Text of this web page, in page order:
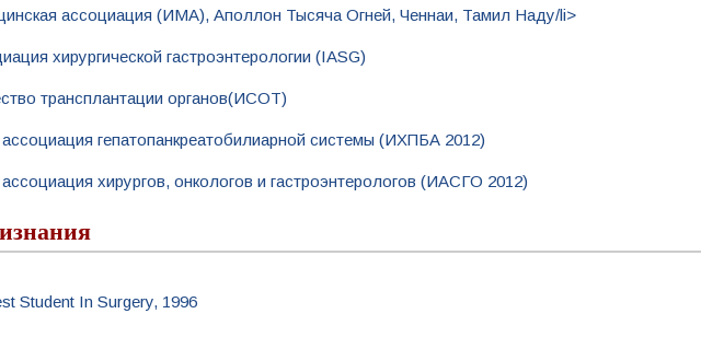
ассоциация (ИМА), Аполлон Тысяча Огней, Ченнаи, Тамил Наду/li>
хирургической гастроэнтерологии (IASG)
трансплантации органов(ИСОТ)
гепатопанкреатобилиарной системы (ИХПБА 2012)
хирургов, онкологов и гастроэнтерологов (ИАСГО 2012)
Student In Surgery, 1996